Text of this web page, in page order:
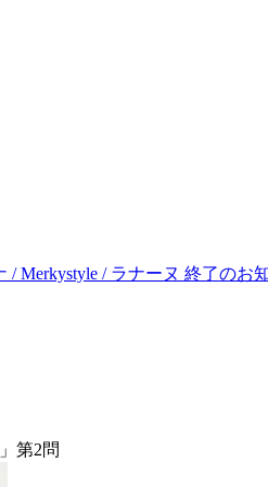
/ Merkystyle / ラナーヌ 終了のお
第2問